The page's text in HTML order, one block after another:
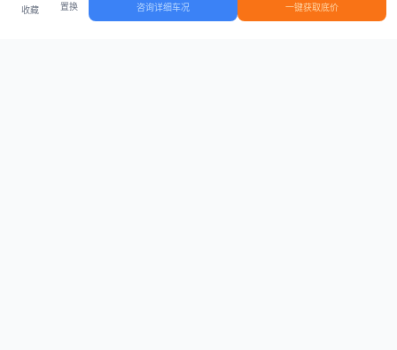
收藏 置换 咨询详细车况 一键获取底价
车源 知识 登录